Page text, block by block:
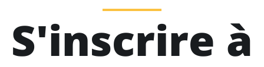
S'inscrire à